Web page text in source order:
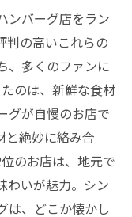
にあり
スの魅力
ハンバーグの
材調達
めのトッピン
ンバーグ店をラン
判の高いこれらの
、多くのファンに
のは、新鮮な食材
グが自慢のお店で
と絶妙に絡み合
のお店は、地元で
わいが魅力。シン
は、どこか懐かし